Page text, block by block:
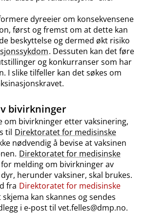
dyreeier om konsekvensene
først og fremst om at dette kan
beskyttelse og dermed økt risiko
. Dessuten kan det føre
og konkurranser som har
I slike tilfeller kan det søkes om
bivirkninger
om bivirkninger etter vaksinering,
til Direktoratet for medisinske
nødvendig å bevise at vaksinen
Direktoratet for medisinske
melding om bivirkninger av
herunder vaksiner, skal brukes.
fra Direktoratet for medisinske
skjema kan skannes og sendes
i e-post til vet.felles@dmp.no.